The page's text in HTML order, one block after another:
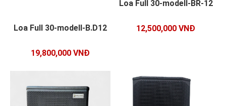
Loa Full 30-modell-B.D12
19,800,000 VNĐ
Loa Full 30-modell-BR-12
12,500,000 VNĐ